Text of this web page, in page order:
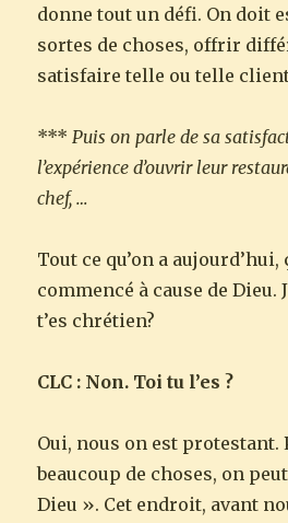
donne tout un défi. On doit
sortes de choses, offrir
satisfaire telle ou telle
***Puis on parle de sa
l’expérience d’ouvrir leur
chef, …
Tout ce qu’on a aujourd’hui,
commencé à cause de Dieu.
t’es chrétien?
CLC : Non. Toi tu l’es ?
Oui, nous on est protestant.
beaucoup de choses, on
Dieu ». Cet endroit, avant